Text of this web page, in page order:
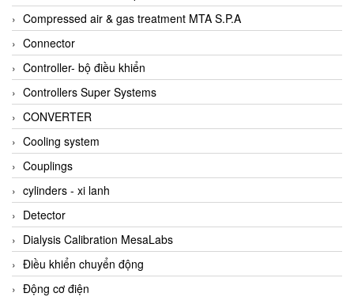
AKUSENSE
ALA OFFICINE SPA
Albrecht-Automatik Viet Nam
Allen Bradley Vietnam
Alpha Moisture Vietnam
Alpha-Achem Vietnam
Alphino
ALRE-IT Vietnam
Altech
Amarillo Gear
Ametek
AMPTRON Vietnam
Compressed air & gas treatment MTA S.P.A
Connector
Controller- bộ điều khiển
Controllers Super Systems
CONVERTER
Cooling system
Couplings
cylinders - xi lanh
Detector
Dialysis Calibration MesaLabs
Điều khiển chuyển động
Động cơ điện